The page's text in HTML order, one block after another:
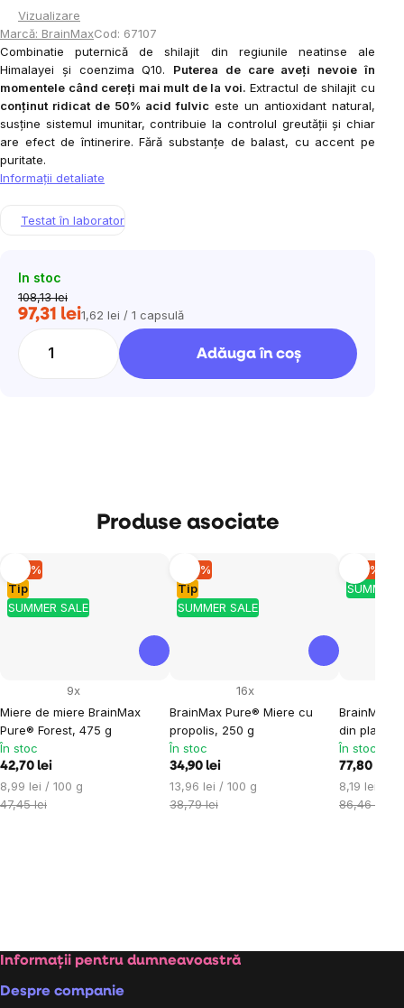
Vizualizare
Marcă: BrainMaxCod: 67107
Combinatie puternică de shilajit din regiunile neatinse ale
Himalayei și coenzima Q10. Puterea de care aveți nevoie în
momentele când cereți mai mult de la voi. Extractul de shilajit cu
conținut ridicat de 50% acid fulvic este un antioxidant natural,
susține sistemul imunitar, contribuie la controlul greutății și chiar
are efect de întinerire. Fără substanțe de balast, cu accent pe
puritate.
Informaţii detaliate
Testat în laborator
In stoc
108,13 lei
97,31 leiEvaluare
1,62 lei / 1 capsulă
Adăuga în coş
Produse asociate
Tip
SUMMER SALE
–10 %
Miere de miere BrainMax
Pure® Forest, 475 g
9x
În stoc
42,70 lei
Evaluare
preţ:
8,99 lei / 100 g
47,45 lei
Tip
SUMMER SALE
–10 %
BrainMax Pure® Miere cu
propolis, 250 g
16x
În stoc
34,90 lei
Evaluare
preţ:
13,96 lei / 100 g
38,79 lei
SUMMER
–10 %
BrainMax
din plante,
În stoc
77,80 lei
Evaluare
preţ:
8,19 lei /
86,46 lei
Subsol
Informații pentru dumneavoastră
Despre companie